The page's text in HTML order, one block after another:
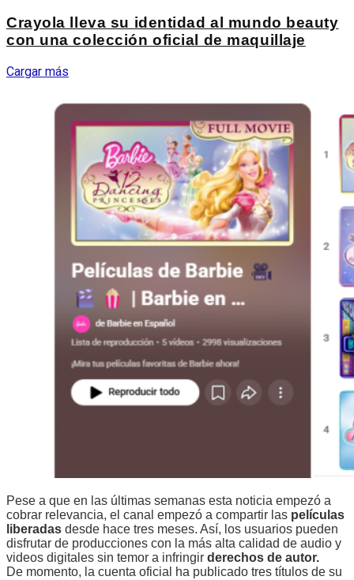
Crayola lleva su identidad al mundo beauty
con una colección oficial de maquillaje
Cargar más
Pese a que en las últimas semanas esta noticia empezó a
cobrar relevancia, el canal empezó a compartir las películas
liberadas desde hace tres meses. Así, los usuarios pueden
disfrutar de producciones con la más alta calidad de audio y
videos digitales sin temor a infringir derechos de autor.
De momento, la cuenta oficial ha publicado tres títulos de su